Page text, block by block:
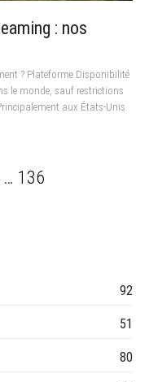
: nos
? Plateforme Disponibilité
le monde, sauf restrictions
aux États-Unis
… Page
136
92
51
80